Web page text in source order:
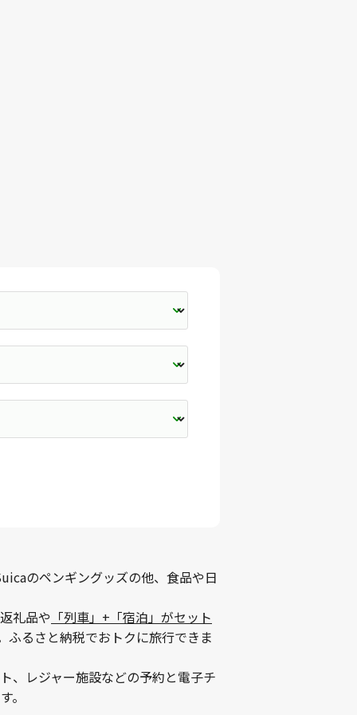
のペンギングッズの他、食品や日
礼品や 「列車」+「宿泊」がセット
ふるさと納税でおトクに旅行できま
、レジャー施設などの予約と電子チ
。